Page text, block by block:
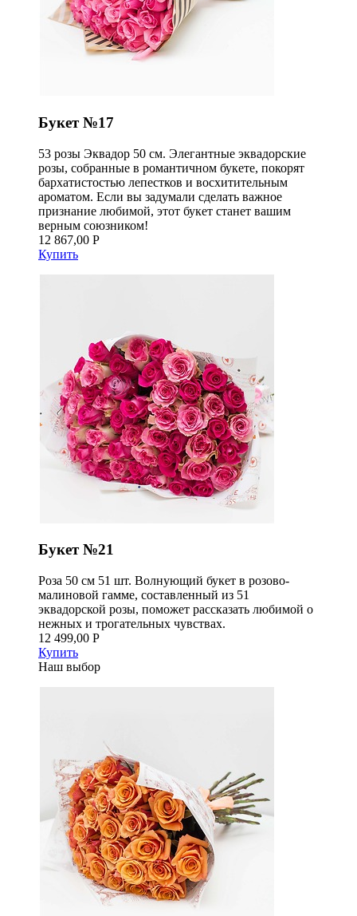
Букет №17
53 розы Эквадор 50 см. Элегантные эквадорские
розы, собранные в романтичном букете, покорят
бархатистостью лепестков и восхитительным
ароматом. Если вы задумали сделать важное
признание любимой, этот букет станет вашим
верным союзником!
12 867,00 Р
Купить
Букет №21
Роза 50 см 51 шт. Волнующий букет в розово-
малиновой гамме, составленный из 51
эквадорской розы, поможет рассказать любимой о
нежных и трогательных чувствах.
12 499,00 Р
Купить
Наш выбор